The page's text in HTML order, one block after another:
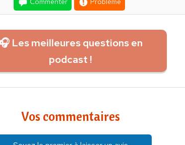
Les meilleures questions en
podcast !
Vos commentaires